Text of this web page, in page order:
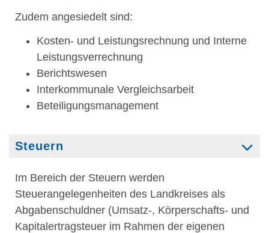
Zudem angesiedelt sind:
Kosten- und Leistungsrechnung und Interne
Leistungsverrechnung
Berichtswesen
Interkommunale Vergleichsarbeit
Beteiligungsmanagement
Steuern
Im Bereich der Steuern werden
Steuerangelegenheiten des Landkreises als
Abgabenschuldner (Umsatz-, Körperschafts- und
Kapitalertragsteuer im Rahmen der eigenen